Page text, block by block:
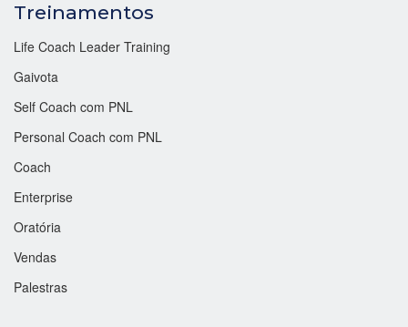
Treinamentos
Life Coach Leader Training
Gaivota
Self Coach com PNL
Personal Coach com PNL
Coach
Enterprise
Oratória
Vendas
Palestras